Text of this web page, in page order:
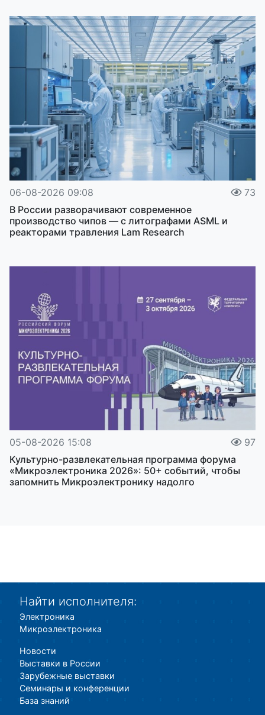
06-08-2026 09:08
73
В России разворачивают современное
производство чипов — с литографами ASML и
реакторами травления Lam Research
05-08-2026 15:08
97
Культурно-развлекательная программа форума
«Микроэлектроника 2026»: 50+ событий, чтобы
запомнить Микроэлектронику надолго
Найти исполнителя:
Электроника
Микроэлектроника
Новости
Выставки в России
Зарубежные выставки
Семинары и конференции
База знаний